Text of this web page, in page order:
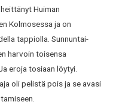
Huiman
Kolmosessa ja on
tappiolla. Sunnuntai-
harvoin toisensa
eroja tosiaan löytyi.
oli pelistä pois ja se avasi